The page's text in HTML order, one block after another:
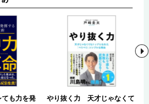
も力を発
やり抜く力 天才じゃなくて